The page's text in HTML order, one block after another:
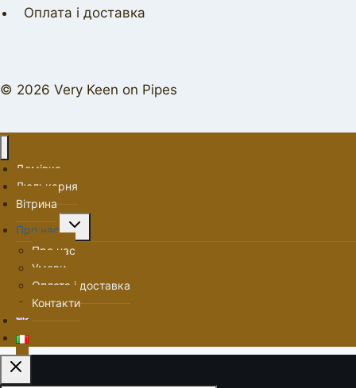
Оплата і доставка
© 2026 Very Keen on Pipes
Домівка
Люлькарня
Вітрина
Про нас
Перемкнути
меню
нащадка
Про нас
Умови
Оплата і доставка
Контакти